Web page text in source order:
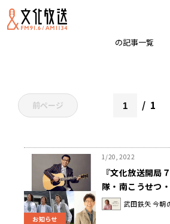
武田鉄矢 今朝の三
の記事一覧
前ページ 1
お知らせ
1/20, 2022
『文化放送開局
隊・南こうせつ
ープ セイ！シュ
月6日（水）開催
武田鉄矢 今朝